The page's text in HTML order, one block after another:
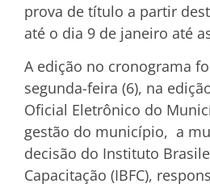
prova de título a partir
até o dia 9 de janeiro até
A edição no cronograma
segunda-feira (6), na
Oficial Eletrônico do
gestão do município, a
decisão do Instituto
Capacitação (IBFC),